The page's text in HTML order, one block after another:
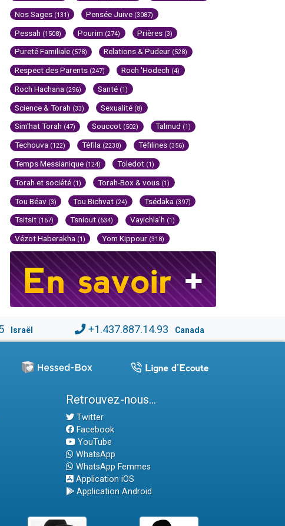
Nos Sages (131) Pensée Juive (3087)
Pessah (1508) Pourim (274) Prières (3)
Pureté Familiale (578) Relations & Pudeur (528)
Respect des Parents (247) Roch 'Hodech (4)
Roch Hachana (296) Santé (1)
Science & Torah (33) Sexualité (8)
Sim'hat Torah (47) Souccot (502) Talmud (1)
Techouva (122) Téfila (2230) Téfilines (356)
Temps Messianique (124) Toledot (1)
Torah et société (1) Torah-Box & vous (1)
Tou Béav (3) Tou Bichvat (24) Tsédaka (397)
Tsitsit (167) Tsniout (634) Vayichla'h (1)
Vézot Haberakha (1) Yom Kippour (318)
Israël +1.437.887.14.93 Canada
Retrouvez-nous...
Twitter
Facebook
YouTube
WhatsApp
WhatsApp Femmes
Application iOS
Application Android